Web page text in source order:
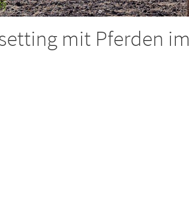
mit Pferden im